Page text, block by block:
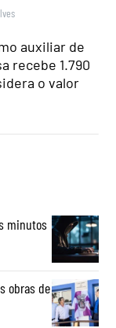
auxiliar de
recebe 1.790
o valor
minutos
obras de